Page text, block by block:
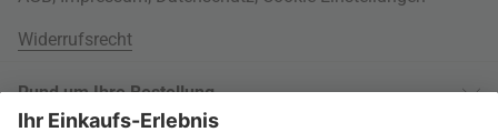
Widerrufsrecht
Rund um Ihre Bestellung